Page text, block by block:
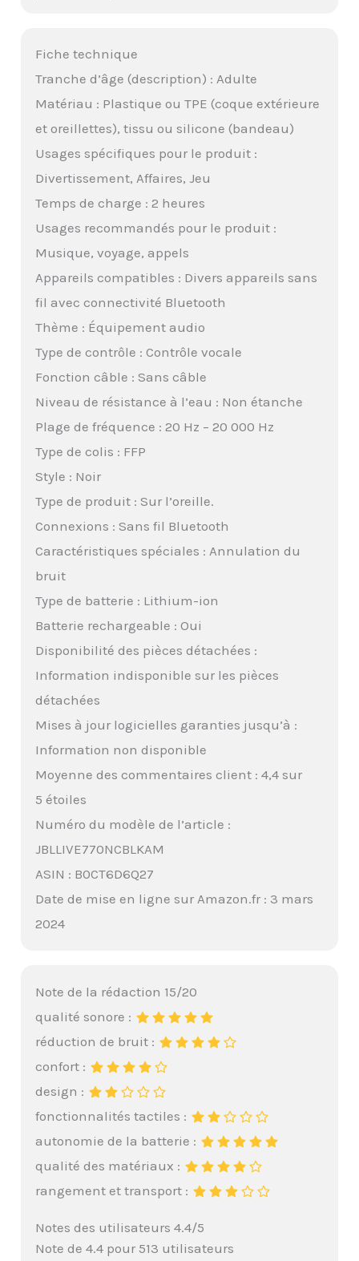
Fiche technique
Tranche d’âge (description) : Adulte
Matériau : Plastique ou TPE (coque extérieure
et oreillettes), tissu ou silicone (bandeau)
Usages spécifiques pour le produit :
Divertissement, Affaires, Jeu
Temps de charge : 2 heures
Usages recommandés pour le produit :
Musique, voyage, appels
Appareils compatibles : Divers appareils sans
fil avec connectivité Bluetooth
Thème : Équipement audio
Type de contrôle : Contrôle vocale
Fonction câble : Sans câble
Niveau de résistance à l’eau : Non étanche
Plage de fréquence : 20 Hz – 20 000 Hz
Type de colis : FFP
Style : Noir
Type de produit : Sur l’oreille.
Connexions : Sans fil Bluetooth
Caractéristiques spéciales : Annulation du
bruit
Type de batterie : Lithium-ion
Batterie rechargeable : Oui
Disponibilité des pièces détachées :
Information indisponible sur les pièces
détachées
Mises à jour logicielles garanties jusqu’à :
Information non disponible
Moyenne des commentaires client : 4,4 sur
5 étoiles
Numéro du modèle de l’article :
JBLLIVE770NCBLKAM
ASIN : B0CT6D6Q27
Date de mise en ligne sur Amazon.fr : 3 mars
2024
Note de la rédaction 15/20
qualité sonore :
réduction de bruit :
confort :
design :
fonctionnalités tactiles :
autonomie de la batterie :
qualité des matériaux :
rangement et transport :
Notes des utilisateurs 4.4/5
Note de 4.4 pour 513 utilisateurs